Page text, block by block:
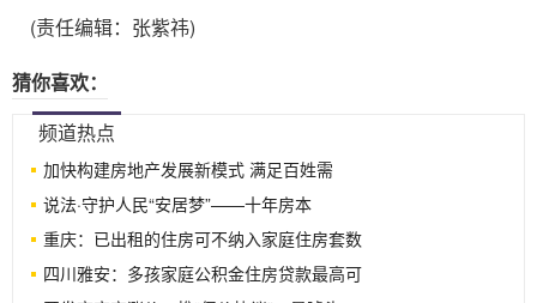
(责任编辑：张紫祎)
猜你喜欢：
频道热点
加快构建房地产发展新模式 满足百姓需
说法·守护人民“安居梦”——十年房本
重庆：已出租的住房可不纳入家庭住房套数
四川雅安：多孩家庭公积金住房贷款最高可